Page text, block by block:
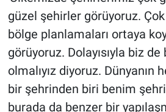
güzel şehirler görüyoruz.
bölge planlamaları ortaya
görüyoruz. Dolayısıyla biz
olmalıyız diyoruz. Dünyanın
bir şehrinden biri benim
burada da benzer bir